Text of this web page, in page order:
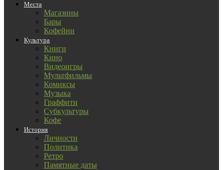
Места
Магазины
Бары
Кофейни
Культура
Книги
Кино
Видеоигры
Мультфильмы
Комиксы
Музыка
Граффити
Субкультуры
Кофе
История
Личности
Политика
Ретро
Памятные даты